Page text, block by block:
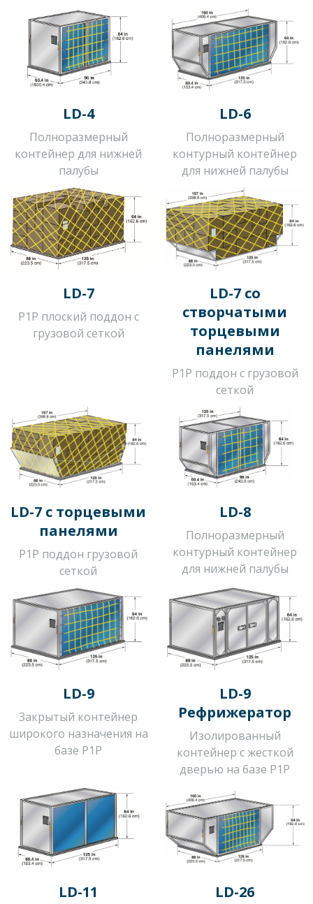
LD-4
Полноразмерный
контейнер для нижней
палубы
LD-6
Полноразмерный
контурный контейнер
для нижней палубы
LD-7
P1P плоский поддон с
грузовой сеткой
LD-7 со
створчатыми
торцевыми
панелями
P1P поддон с грузовой
сеткой
LD-7 с торцевыми
панелями
P1P поддон грузовой
сеткой
LD-8
Полноразмерный
контурный контейнер
для нижней палубы
LD-9
Закрытый контейнер
широкого назначения на
базе P1P
LD-9
Рефрижератор
Изолированный
контейнер с жесткой
дверью на базе P1P
LD-11 LD-26